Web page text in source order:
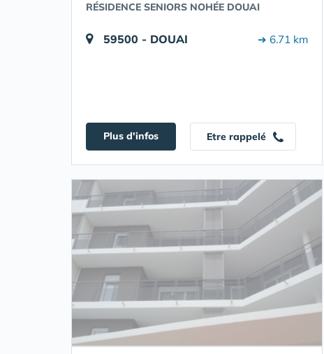
RÉSIDENCE SENIORS NOHÉE DOUAI
59500 - DOUAI ➔ 6.71 km
Plus d'infos Etre rappelé